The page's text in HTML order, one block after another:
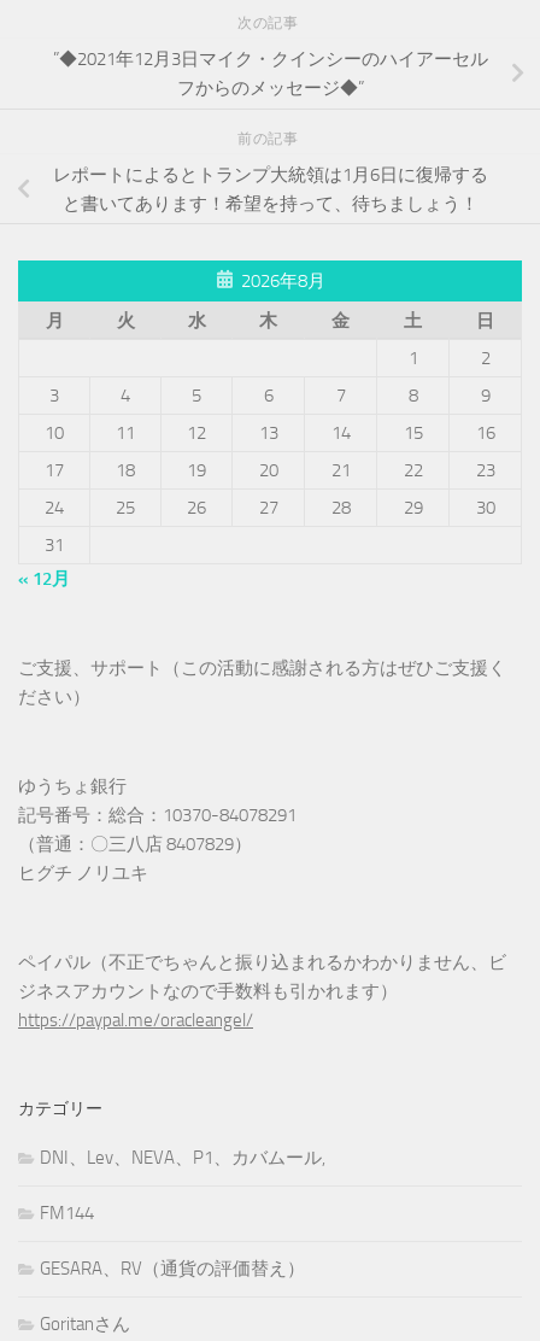
次の記事
”◆2021年12月3日マイク・クインシーのハイアーセル
フからのメッセージ◆”
前の記事
レポートによるとトランプ大統領は1月6日に復帰する
と書いてあります！希望を持って、待ちましょう！
2026年8月
月
火 水 木 金 土
日
1
2
3
4 5 6 7 8
9
10
11 12 13 14 15
16
17
18 19 20 21 22
23
24
25 26 27 28 29
30
31
« 12月
ご支援、サポート（この活動に感謝される方はぜひご支援く
ださい）
ゆうちょ銀行
記号番号：総合：10370-84078291
（普通：〇三八店 8407829）
ヒグチ ノリユキ
ペイパル（不正でちゃんと振り込まれるかわかりません、ビ
ジネスアカウントなので手数料も引かれます）
https://paypal.me/oracleangel/
カテゴリー
DNI、Lev、NEVA、P1、カバムール,
FM144
GESARA、RV（通貨の評価替え）
Goritanさん